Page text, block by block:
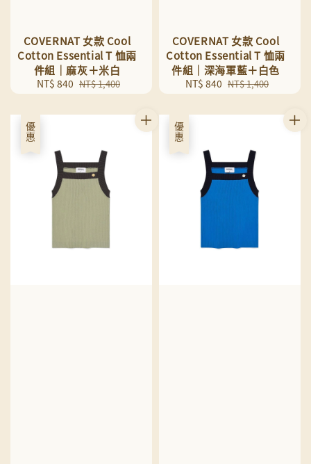
COVERNAT 女款 Cool
Cotton Essential T 恤兩
件組｜麻灰＋米白
Sale
price
NT$ 840 Regular
price
NT$ 1,400
COVERNAT 女款 Cool
Cotton Essential T 恤兩
件組｜深海軍藍＋白色
Sale
price
NT$ 840 Regular
price
NT$ 1,400
優惠 優惠